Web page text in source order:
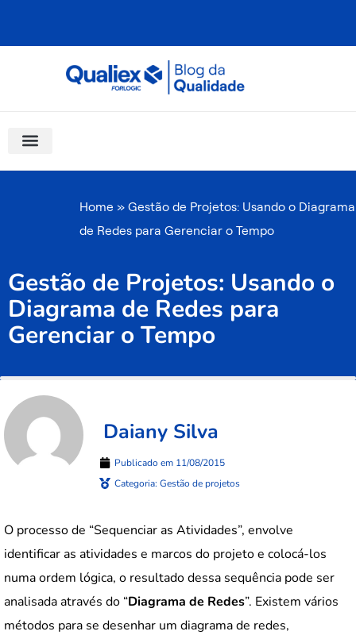
Home » Gestão de Projetos: Usando o Diagrama
de Redes para Gerenciar o Tempo
Gestão de Projetos: Usando o
Diagrama de Redes para
Gerenciar o Tempo
Daiany Silva
Publicado em 11/08/2015
Categoria: Gestão de projetos
O processo de “Sequenciar as Atividades”, envolve
identificar as atividades e marcos do projeto e colocá-los
numa ordem lógica, o resultado dessa sequência pode ser
analisada através do “Diagrama de Redes”. Existem vários
métodos para se desenhar um diagrama de redes,